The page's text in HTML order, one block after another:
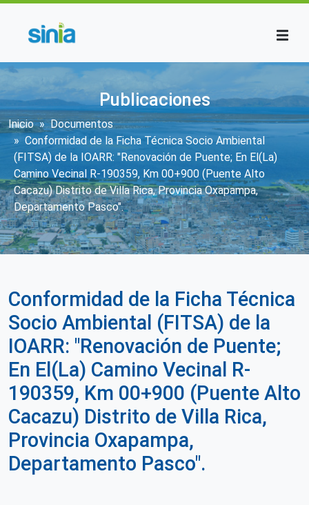
Publicaciones
Sobrescribir enlaces de ayuda a la
Inicio
Documentos
Conformidad de la Ficha Técnica Socio Ambiental
(FITSA) de la IOARR: "Renovación de Puente; En El(La)
Camino Vecinal R-190359, Km 00+900 (Puente Alto
Cacazu) Distrito de Villa Rica, Provincia Oxapampa,
Departamento Pasco".
Conformidad de la Ficha Técnica
Socio Ambiental (FITSA) de la
IOARR: "Renovación de Puente;
En El(La) Camino Vecinal R-
190359, Km 00+900 (Puente Alto
Cacazu) Distrito de Villa Rica,
Provincia Oxapampa,
Departamento Pasco".